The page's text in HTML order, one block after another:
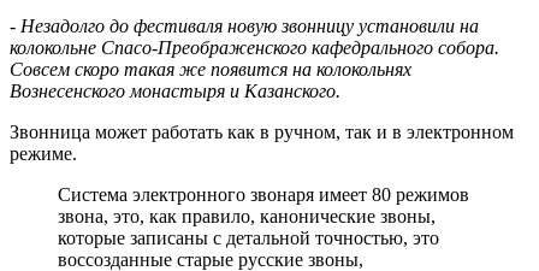
- Незадолго до фестиваля новую звонницу установили на
колокольне Спасо-Преображенского кафедрального собора.
Совсем скоро такая же появится на колокольнях
Вознесенского монастыря и Казанского.
Звонница может работать как в ручном, так и в электронном
режиме.
Система электронного звонаря имеет 80 режимов
звона, это, как правило, канонические звоны,
которые записаны с детальной точностью, это
воссозданные старые русские звоны,